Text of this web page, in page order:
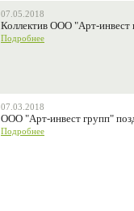
07.05.2018
Коллектив ООО "Арт-инвест
Подробнее
07.03.2018
ООО "Арт-инвест групп"
Подробнее